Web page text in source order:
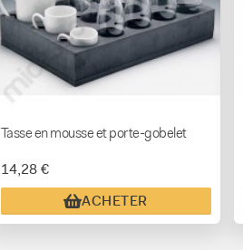
Tasse en mousse et porte-gobelet
14,28 €
ACHETER